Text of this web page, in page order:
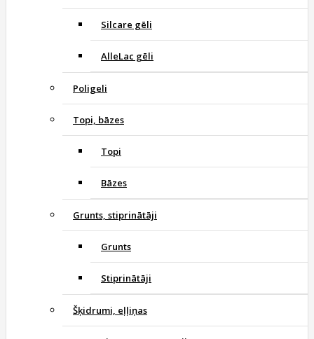
Silcare gēli
AlleLac gēli
Poligeli
Topi, bāzes
Topi
Bāzes
Grunts, stiprinātāji
Grunts
Stiprinātāji
Šķidrumi, eļļiņas